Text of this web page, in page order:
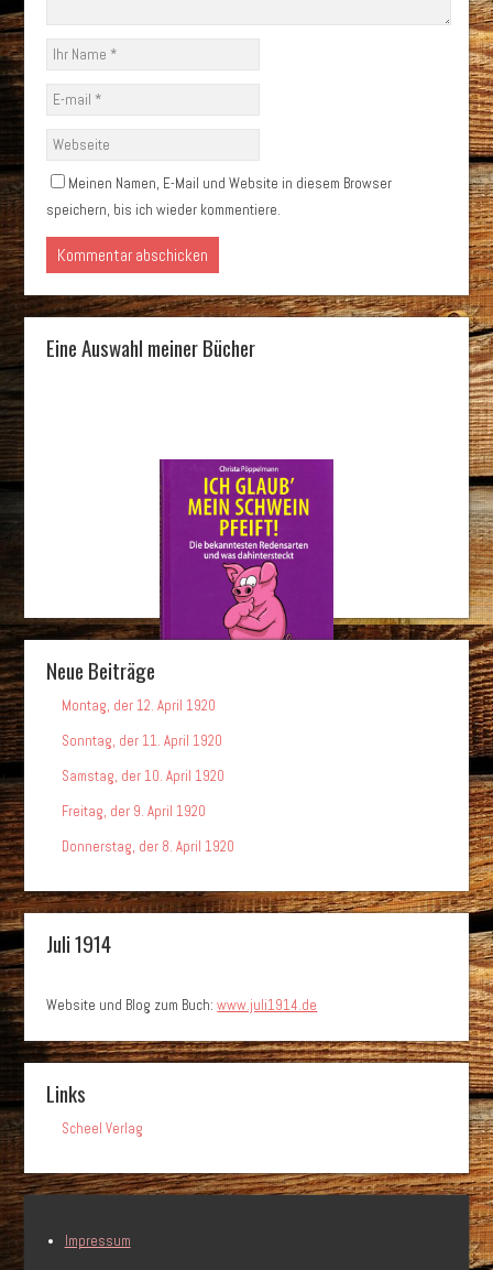
Meinen Namen, E-Mail und Website in diesem Browser
speichern, bis ich wieder kommentiere.
Eine Auswahl meiner Bücher
Neue Beiträge
Montag, der 12. April 1920
Sonntag, der 11. April 1920
Samstag, der 10. April 1920
Freitag, der 9. April 1920
Donnerstag, der 8. April 1920
Juli 1914
Website und Blog zum Buch:www.juli1914.de
Links
Scheel Verlag
Impressum